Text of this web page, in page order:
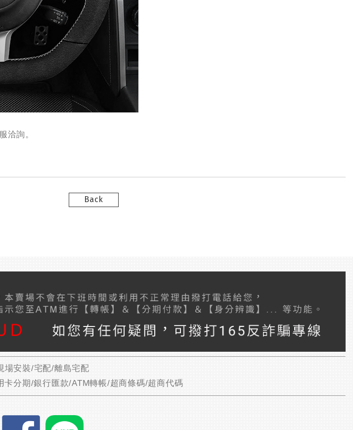
洽詢。
Back
場安裝/宅配/離島宅配
分期/銀行匯款/ATM轉帳/超商條碼/超商代碼